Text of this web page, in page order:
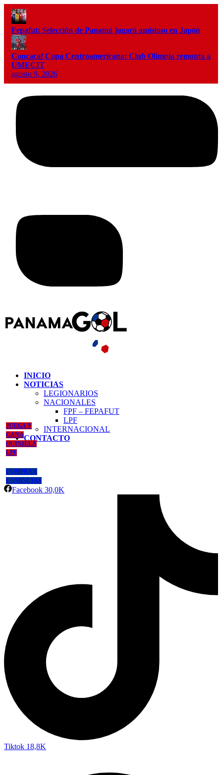
Fepafut: Selección de Panamá jugará amistoso en Japón
Concacaf Copa Centroamericana: Club Olimpia remonta a
UMECIT
agosto 9, 2026
INICIO
NOTICIAS
LEGIONARIOS
NACIONALES
FPF – FEPAFUT
LPF
INTERNACIONAL
CONTACTO
JUEGA Y
GANA
QUINIELA
LPF
COMPRAR
CAMISETAS
Facebook 30,0K
Tiktok 18,8K